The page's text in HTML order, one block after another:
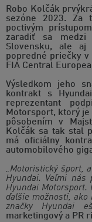
Robo Kolčák
sezóne 2023. Za
poctivým
zaradiť sa medzi
Slovensku, ale
popredné priečky v
FIA Central
Výsledkom jeho
kontrakt s
reprezentant
Motorsport, ktorý
pôsobením v
Kolčák sa tak stal
má oficiálny
automobilového
„Motoristický šport,
Hyundai. Veľmi nás
Hyundai Motorsport.
ďalšie možnosti,
značky Hyundai
marketingový a PR